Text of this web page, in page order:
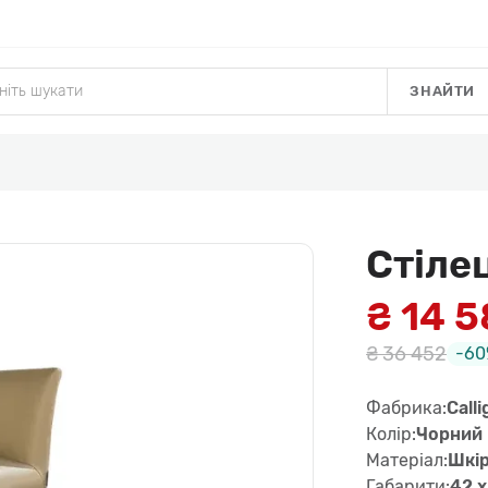
ЗНАЙТИ
₴ 14
₴ 36 452 -
Фабрика:
Колір:Чорний
Матеріал: